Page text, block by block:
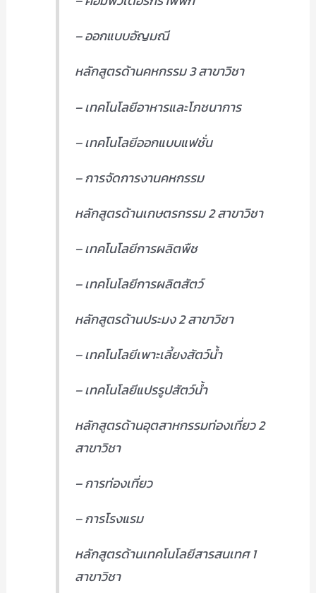
– ออกแบบอัญมณี
หลักสูตรด้านคหกรรม 3 สาขาวิชา
– เทคโนโลยีอาหารและโภชนาการ
– เทคโนโลยีออกแบบแฟชั่น
– การจัดการงานคหกรรม
หลักสูตรด้านเกษตรกรรม 2 สาขาวิชา
– เทคโนโลยีการผลิตพืช
– เทคโนโลยีการผลิตสัตว์
หลักสูตรด้านประมง 2 สาขาวิชา
– เทคโนโลยีเพาะเลี้ยงสัตว์น้ำ
– เทคโนโลยีแปรรูปสัตว์น้ำ
หลักสูตรด้านอุตสาหกรรมท่องเที่ยว 2
สาขาวิชา
– การท่องเที่ยว
– การโรงแรม
หลักสูตรด้านเทคโนโลยีสารสนเทศ 1
สาขาวิชา